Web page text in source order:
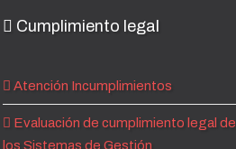
Cumplimiento legal
Atención Incumplimientos
Evaluación de cumplimiento legal de
los Sistemas de Gestión